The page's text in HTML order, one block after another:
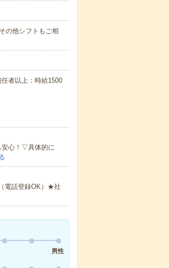
の他シフトもご相
者以上：時給1500
安心！▽具体的に
電話登録OK）★社
男性